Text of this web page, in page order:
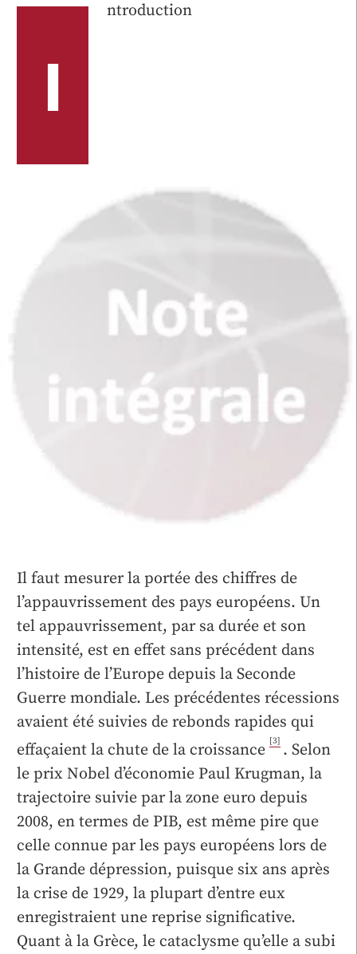
I
ntroduction
Il faut mesurer la portée des chiffres de
l’appauvrissement des pays européens. Un
tel appauvrissement, par sa durée et son
intensité, est en effet sans précédent dans
l’histoire de l’Europe depuis la Seconde
Guerre mondiale. Les précédentes récessions
avaient été suivies de rebonds rapides qui
effaçaient la chute de la croissance [3] . Selon
le prix Nobel d’économie Paul Krugman, la
trajectoire suivie par la zone euro depuis
2008, en termes de PIB, est même pire que
celle connue par les pays européens lors de
la Grande dépression, puisque six ans après
la crise de 1929, la plupart d’entre eux
enregistraient une reprise significative.
Quant à la Grèce, le cataclysme qu’elle a subi